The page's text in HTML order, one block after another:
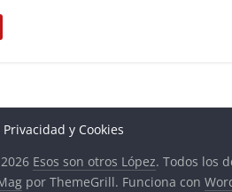
y Cookies
Esos son otros López. Todos los
por ThemeGrill. Funciona con